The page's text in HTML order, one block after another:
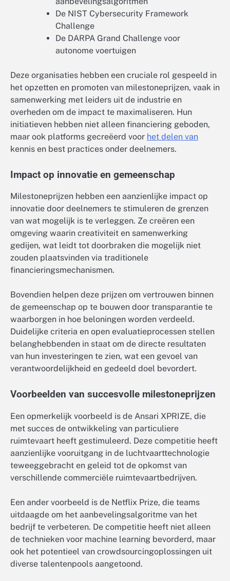
De NIST Cybersecurity Framework
Challenge
De DARPA Grand Challenge voor
autonome voertuigen
Deze organisaties hebben een cruciale rol gespeeld in
het opzetten en promoten van milestoneprijzen, vaak in
samenwerking met leiders uit de industrie en
overheden om de impact te maximaliseren. Hun
initiatieven hebben niet alleen financiering geboden,
maar ook platforms gecreëerd voor het delen van
kennis en best practices onder deelnemers.
Impact op innovatie en gemeenschap
Milestoneprijzen hebben een aanzienlijke impact op
innovatie door deelnemers te stimuleren de grenzen
van wat mogelijk is te verleggen. Ze creëren een
omgeving waarin creativiteit en samenwerking
gedijen, wat leidt tot doorbraken die mogelijk niet
zouden plaatsvinden via traditionele
financieringsmechanismen.
Bovendien helpen deze prijzen om vertrouwen binnen
de gemeenschap op te bouwen door transparantie te
waarborgen in hoe beloningen worden verdeeld.
Duidelijke criteria en open evaluatieprocessen stellen
belanghebbenden in staat om de directe resultaten
van hun investeringen te zien, wat een gevoel van
verantwoordelijkheid en gedeeld doel bevordert.
Voorbeelden van succesvolle milestoneprijzen
Een opmerkelijk voorbeeld is de Ansari XPRIZE, die
met succes de ontwikkeling van particuliere
ruimtevaart heeft gestimuleerd. Deze competitie heeft
aanzienlijke vooruitgang in de luchtvaarttechnologie
teweeggebracht en geleid tot de opkomst van
verschillende commerciële ruimtevaartbedrijven.
Een ander voorbeeld is de Netflix Prize, die teams
uitdaagde om het aanbevelingsalgoritme van het
bedrijf te verbeteren. De competitie heeft niet alleen
de technieken voor machine learning bevorderd, maar
ook het potentieel van crowdsourcingoplossingen uit
diverse talentenpools aangetoond.